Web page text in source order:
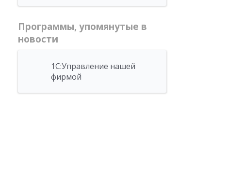
Программы, упомянутые в
новости
1С:Управление нашей
фирмой